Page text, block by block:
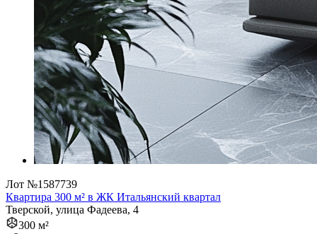
Лот №1587739
Квартира 300 м² в ЖК Итальянский квартал
Тверской, улица Фадеева, 4
300 м²